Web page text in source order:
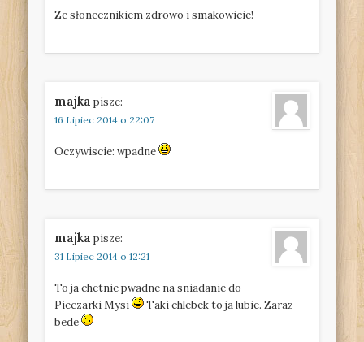
Ze słonecznikiem zdrowo i smakowicie!
majka pisze:
16 Lipiec 2014 o 22:07
Oczywiscie: wpadne
majka pisze:
31 Lipiec 2014 o 12:21
To ja chetnie pwadne na sniadanie do
Pieczarki Mysi
Taki chlebek to ja lubie. Zaraz
bede